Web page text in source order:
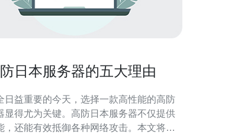
日本服务器的五大理由
日益重要的今天，选择一款高性能的高防
显得尤为关键。高防日本服务器不仅提供
，还能有效抵御各种网络攻击。本文将探